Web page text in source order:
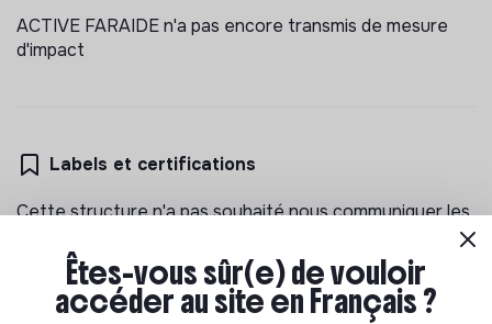
ACTIVE FARAIDE n'a pas encore transmis de mesure
d'impact
Labels et certifications
Cette structure n'a pas souhaité nous communiquer les
Êtes-vous sûr(e) de vouloir
accéder au site en Français ?